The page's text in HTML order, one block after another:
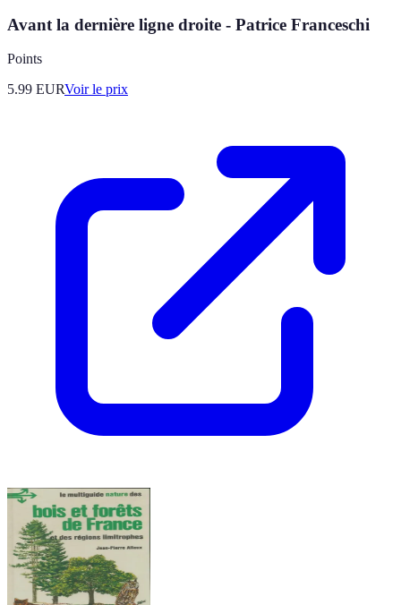
Avant la dernière ligne droite - Patrice Franceschi
Points
5.99 EURVoir le prix